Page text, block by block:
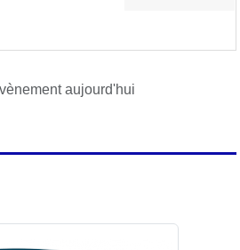
aujourd'hui